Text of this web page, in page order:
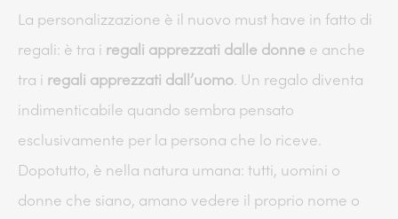
La personalizzazione è il nuovo must have in fatto di
regali: è tra i regali apprezzati dalle donne e anche
tra i regali apprezzati dall’uomo. Un regalo diventa
indimenticabile quando sembra pensato
esclusivamente per la persona che lo riceve.
Dopotutto, è nella natura umana: tutti, uomini o
donne che siano, amano vedere il proprio nome o